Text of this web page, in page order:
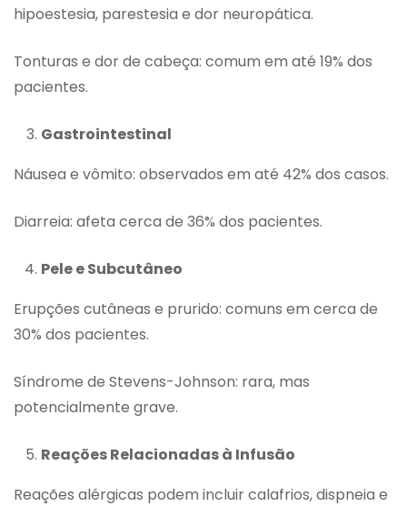
hipoestesia, parestesia e dor neuropática.
Tonturas e dor de cabeça: comum em até 19% dos
pacientes.
Gastrointestinal
Náusea e vômito: observados em até 42% dos casos.
Diarreia: afeta cerca de 36% dos pacientes.
Pele e Subcutâneo
Erupções cutâneas e prurido: comuns em cerca de
30% dos pacientes.
Síndrome de Stevens-Johnson: rara, mas
potencialmente grave.
Reações Relacionadas à Infusão
Reações alérgicas podem incluir calafrios, dispneia e